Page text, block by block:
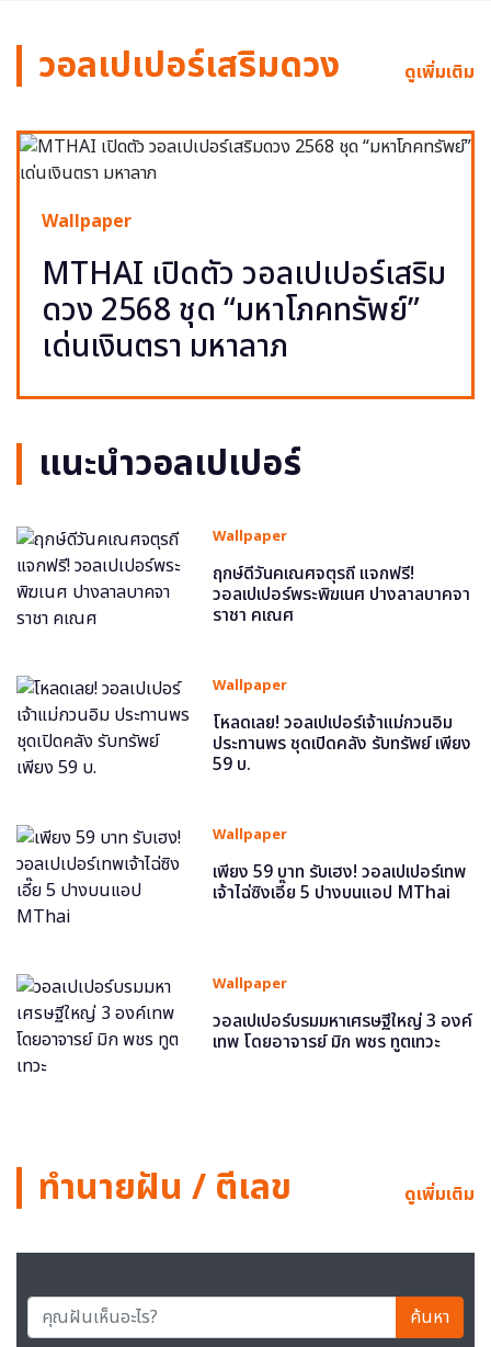
วอลเปเปอร์เสริมดวง ดูเพิ่มเติม
Wallpaper
MTHAI เปิดตัว วอลเปเปอร์เสริม
ดวง 2568 ชุด “มหาโภคทรัพย์”
เด่นเงินตรา มหาลาภ
แนะนำวอลเปเปอร์
Wallpaper
ฤกษ์ดีวันคเณศจตุรถี แจกฟรี!
วอลเปเปอร์พระพิฆเนศ ปางลาลบาคจา
ราชา คเณศ
Wallpaper
โหลดเลย! วอลเปเปอร์เจ้าแม่กวนอิม
ประทานพร ชุดเปิดคลัง รับทรัพย์ เพียง
59 บ.
Wallpaper
เพียง 59 บาท รับเฮง! วอลเปเปอร์เทพ
เจ้าไฉ่ซิงเอี๊ย 5 ปางบนแอป MThai
Wallpaper
วอลเปเปอร์บรมมหาเศรษฐีใหญ่ 3 องค์
เทพ โดยอาจารย์ มิก พชร ทูตเทวะ
ทำนายฝัน / ตีเลข ดูเพิ่มเติม
ค้นหา